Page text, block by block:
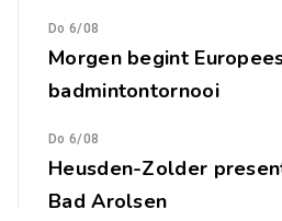
Do 6/08
Morgen begint
badmintontornooi
Do 6/08
Heusden-Zolder
Bad Arolsen